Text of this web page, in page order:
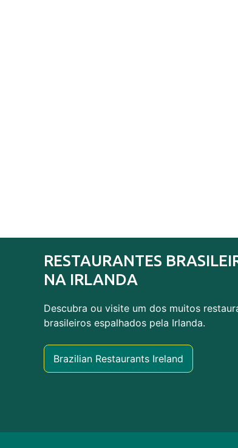
RESTAURANTES
NA IRLANDA
Descubra ou visite um dos muitos
brasileiros espalhados pela Irlanda.
Brazilian Restaurants Ireland